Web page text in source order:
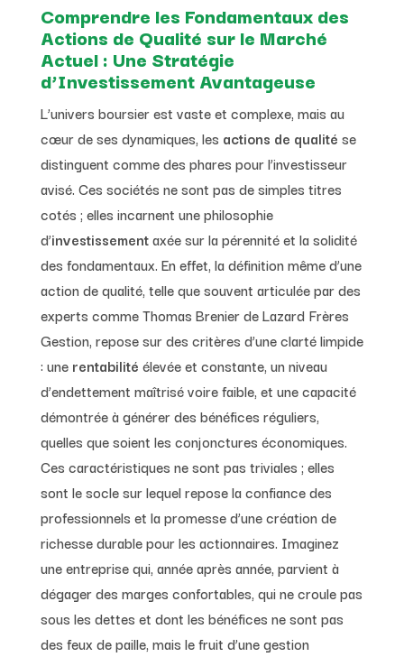
Comprendre les Fondamentaux des
Actions de Qualité sur le Marché
Actuel : Une Stratégie
d’Investissement Avantageuse
L’univers boursier est vaste et complexe, mais au
cœur de ses dynamiques, les actions de qualité se
distinguent comme des phares pour l’investisseur
avisé. Ces sociétés ne sont pas de simples titres
cotés ; elles incarnent une philosophie
d’investissementaxée sur la pérennité et la solidité
des fondamentaux. En effet, la définition même d’une
action de qualité, telle que souvent articulée par des
experts comme Thomas Brenier de Lazard Frères
Gestion, repose sur des critères d’une clarté limpide
: une rentabilité élevée et constante, un niveau
d’endettement maîtrisé voire faible, et une capacité
démontrée à générer des bénéfices réguliers,
quelles que soient les conjonctures économiques.
Ces caractéristiques ne sont pas triviales ; elles
sont le socle sur lequel repose la confiance des
professionnels et la promesse d’une création de
richesse durable pour les actionnaires. Imaginez
une entreprise qui, année après année, parvient à
dégager des marges confortables, qui ne croule pas
sous les dettes et dont les bénéfices ne sont pas
des feux de paille, mais le fruit d’une gestion